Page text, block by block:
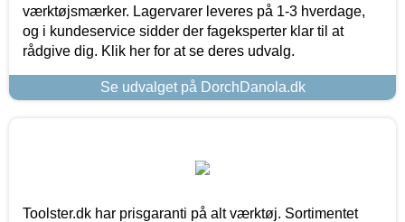
værktøjsmærker. Lagervarer leveres på 1-3 hverdage,
og i kundeservice sidder der fageksperter klar til at
rådgive dig. Klik her for at se deres udvalg.
Se udvalget på DorchDanola.dk
Toolster.dk har prisgaranti på alt værktøj. Sortimentet